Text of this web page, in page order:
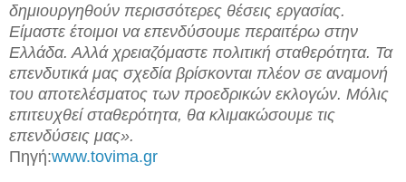
δημιουργηθούν περισσότερες θέσεις εργασίας.
Είμαστε έτοιμοι να επενδύσουμε περαιτέρω στην
Ελλάδα. Αλλά χρειαζόμαστε πολιτική σταθερότητα. Τα
επενδυτικά μας σχεδία βρίσκονται πλέον σε αναμονή
του αποτελέσματος των προεδρικών εκλογών. Μόλις
επιτευχθεί σταθερότητα, θα κλιμακώσουμε τις
επενδύσεις μας».
Πηγή:www.tovima.gr